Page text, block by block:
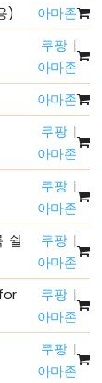
) 아마존
쿠팡 |
아마존
아마존
쿠팡 |
아마존
쿠팡 |
아마존
쉴
쿠팡 |
아마존
쿠팡 |
아마존
쿠팡 |
아마존